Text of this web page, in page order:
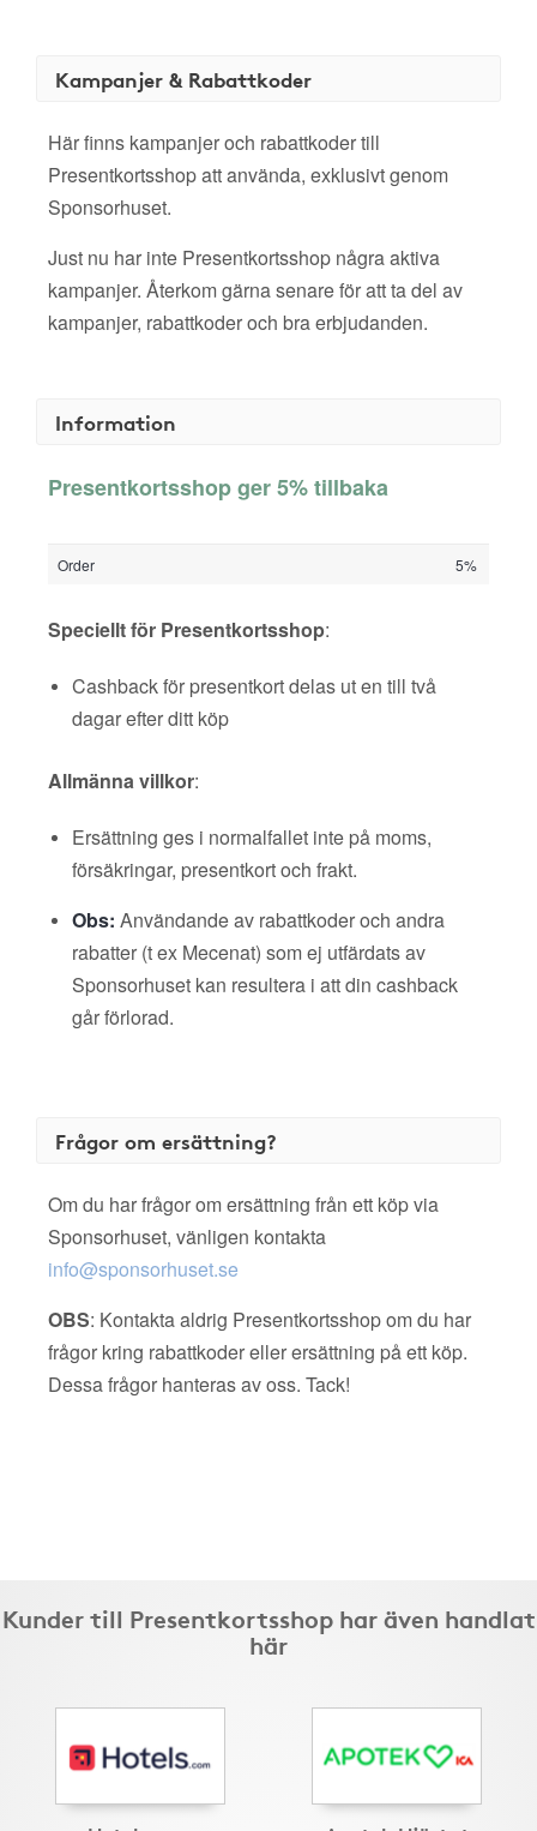
Kampanjer & Rabattkoder
Här finns kampanjer och rabattkoder till
Presentkortsshop att använda, exklusivt genom
Sponsorhuset.
Just nu har inte Presentkortsshop några aktiva
kampanjer. Återkom gärna senare för att ta del av
kampanjer, rabattkoder och bra erbjudanden.
Information
Presentkortsshop ger 5% tillbaka
Order 5%
Speciellt för Presentkortsshop:
Cashback för presentkort delas ut en till två
dagar efter ditt köp
Allmänna villkor:
Ersättning ges i normalfallet inte på moms,
försäkringar, presentkort och frakt.
Obs: Användande av rabattkoder och andra
rabatter (t ex Mecenat) som ej utfärdats av
Sponsorhuset kan resultera i att din cashback
går förlorad.
Frågor om ersättning?
Om du har frågor om ersättning från ett köp via
Sponsorhuset, vänligen kontakta
info@sponsorhuset.se
OBS: Kontakta aldrig Presentkortsshop om du har
frågor kring rabattkoder eller ersättning på ett köp.
Dessa frågor hanteras av oss. Tack!
Kunder till Presentkortsshop har även handlat
här